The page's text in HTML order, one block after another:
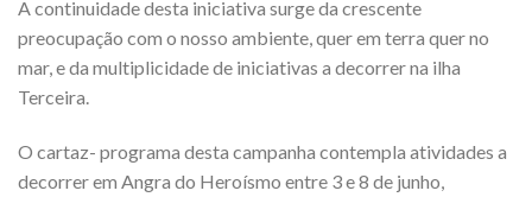
A continuidade desta iniciativa surge da crescente
preocupação com o nosso ambiente, quer em terra quer no
mar, e da multiplicidade de iniciativas a decorrer na ilha
Terceira.
O cartaz- programa desta campanha contempla atividades a
decorrer em Angra do Heroísmo entre 3 e 8 de junho,